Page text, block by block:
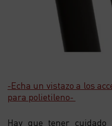
-Echa un vistazo a los
para polietileno-
Hay que tener